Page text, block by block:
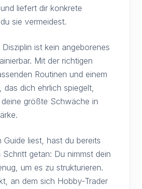
liefert dir konkrete
sie vermeidest.
ist kein angeborenes
Mit der richtigen
Routinen und einem
das dich ehrlich spiegelt,
größte Schwäche in
Guide liest, hast du bereits
getan: Du nimmst dein
um es zu strukturieren.
an dem sich Hobby-Trader